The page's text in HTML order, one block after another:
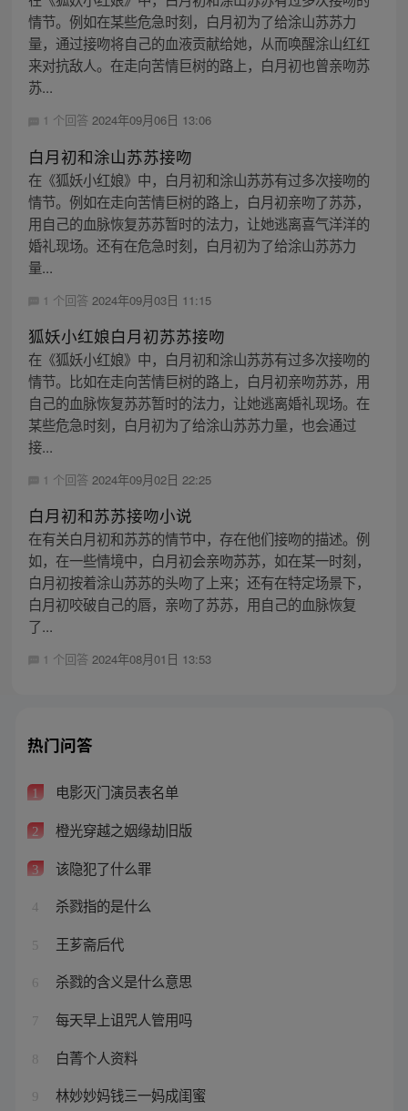
情节。例如在某些危急时刻，白月初为了给涂山苏苏力
量，通过接吻将自己的血液贡献给她，从而唤醒涂山红红
来对抗敌人。在走向苦情巨树的路上，白月初也曾亲吻苏
苏...
1 个回答 2024年09月06日 13:06
白月初和涂山苏苏接吻
在《狐妖小红娘》中，白月初和涂山苏苏有过多次接吻的
情节。例如在走向苦情巨树的路上，白月初亲吻了苏苏，
用自己的血脉恢复苏苏暂时的法力，让她逃离喜气洋洋的
婚礼现场。还有在危急时刻，白月初为了给涂山苏苏力
量...
1 个回答 2024年09月03日 11:15
狐妖小红娘白月初苏苏接吻
在《狐妖小红娘》中，白月初和涂山苏苏有过多次接吻的
情节。比如在走向苦情巨树的路上，白月初亲吻苏苏，用
自己的血脉恢复苏苏暂时的法力，让她逃离婚礼现场。在
某些危急时刻，白月初为了给涂山苏苏力量，也会通过
接...
1 个回答 2024年09月02日 22:25
白月初和苏苏接吻小说
在有关白月初和苏苏的情节中，存在他们接吻的描述。例
如，在一些情境中，白月初会亲吻苏苏，如在某一时刻，
白月初按着涂山苏苏的头吻了上来；还有在特定场景下，
白月初咬破自己的唇，亲吻了苏苏，用自己的血脉恢复
了...
1 个回答 2024年08月01日 13:53
热门问答
1 电影灭门演员表名单
2 橙光穿越之姻缘劫旧版
3 该隐犯了什么罪
4 杀戮指的是什么
5 王芗斋后代
6 杀戮的含义是什么意思
7 每天早上诅咒人管用吗
8 白菁个人资料
9 林妙妙妈钱三一妈成闺蜜